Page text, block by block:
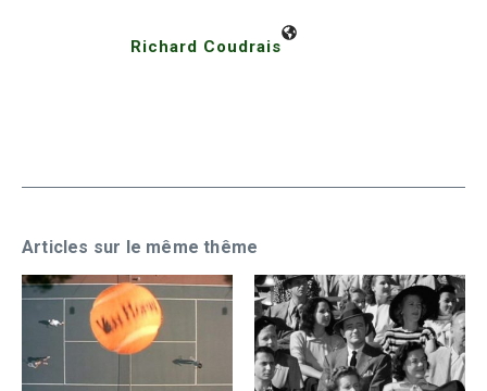
Richard Coudrais
Articles sur le même thême